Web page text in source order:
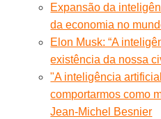
Expansão da
da economia no
Elon Musk: “A
existência da nossa
"A inteligência
comportarmos como
Jean-Michel Besnier